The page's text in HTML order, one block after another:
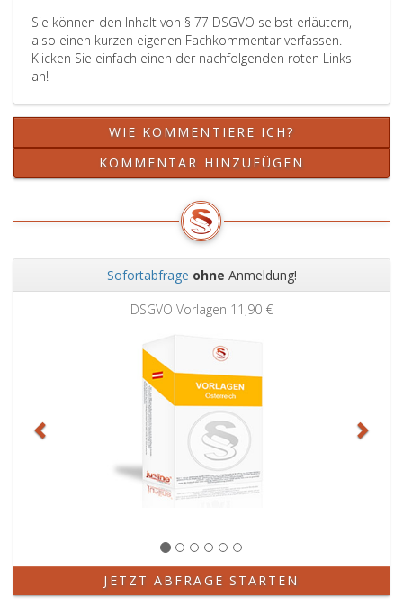
Sie können den Inhalt von § 77 DSGVO selbst erläutern,
also einen kurzen eigenen Fachkommentar verfassen.
Klicken Sie einfach einen der nachfolgenden roten Links
an!
WIE KOMMENTIERE ICH?
KOMMENTAR HINZUFÜGEN
Sofortabfrage ohne Anmeldung!
DSGVO Vorlagen 11,90 €
JETZT ABFRAGE STARTEN